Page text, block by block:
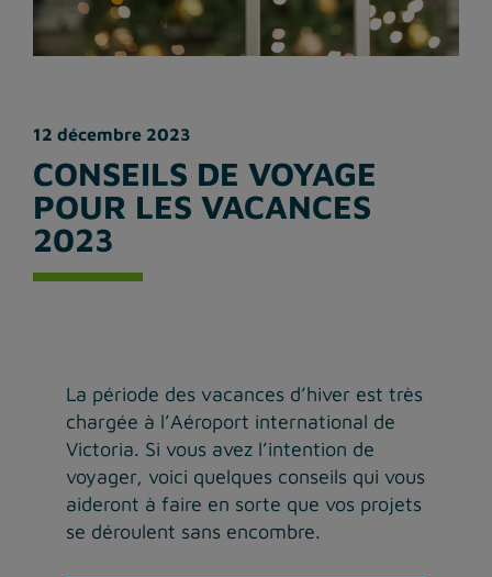
12 décembre 2023
CONSEILS DE VOYAGE
POUR LES VACANCES
2023
La période des vacances d’hiver est très
chargée à l’Aéroport international de
Victoria. Si vous avez l’intention de
voyager, voici quelques conseils qui vous
aideront à faire en sorte que vos projets
se déroulent sans encombre.